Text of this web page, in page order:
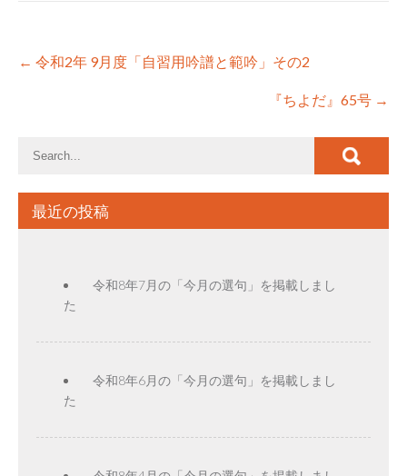
Post
navigation
← 令和2年 9月度「自習用吟譜と範吟」その2
『ちよだ』65号 →
最近の投稿
令和8年7月の「今月の選句」を掲載しまし
た
令和8年6月の「今月の選句」を掲載しまし
た